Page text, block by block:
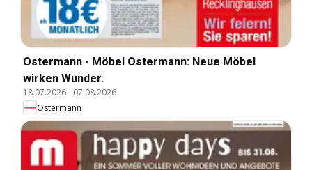
Ostermann - Möbel Ostermann: Neue Möbel
wirken Wunder.
18.07.2026- 07.08.2026
Ostermann